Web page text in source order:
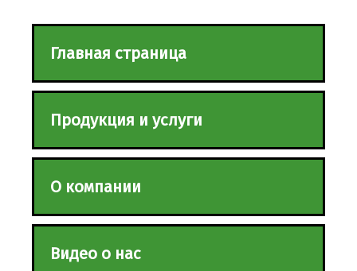
Главная страница
Продукция и услуги
О компании
Видео о нас